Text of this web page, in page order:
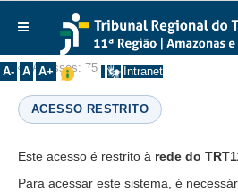
English
Português Español
A- A A+ Intranet
Institucional
Histórico
Presidência
Corregedoria
Composição
Você está aqui:Início >>
Informação Acesso
Acessos: 75
ACESSO RESTRITO
Este acesso é restrito à rede do
Para acessar este sistema, é